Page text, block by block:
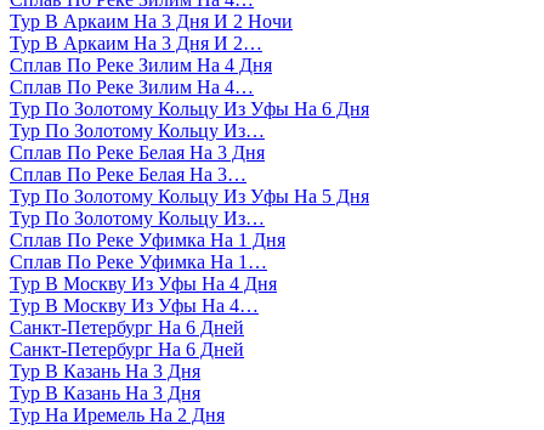
Тур В Аркаим На 3 Дня И 2 Ночи
Тур В Аркаим На 3 Дня И 2…
Сплав По Реке Зилим На 4 Дня
Сплав По Реке Зилим На 4…
Тур По Золотому Кольцу Из Уфы На 6 Дня
Тур По Золотому Кольцу Из…
Сплав По Реке Белая На 3 Дня
Сплав По Реке Белая На 3…
Тур По Золотому Кольцу Из Уфы На 5 Дня
Тур По Золотому Кольцу Из…
Сплав По Реке Уфимка На 1 Дня
Сплав По Реке Уфимка На 1…
Тур В Москву Из Уфы На 4 Дня
Тур В Москву Из Уфы На 4…
Санкт-Петербург На 6 Дней
Санкт-Петербург На 6 Дней
Тур В Казань На 3 Дня
Тур В Казань На 3 Дня
Тур На Иремель На 2 Дня